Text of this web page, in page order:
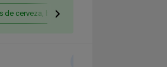
de cerveza, bodegas y destilerías